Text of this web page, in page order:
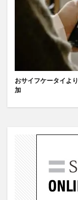
おサイフケータイよ
加